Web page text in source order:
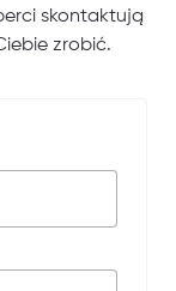
skontaktują
zrobić.